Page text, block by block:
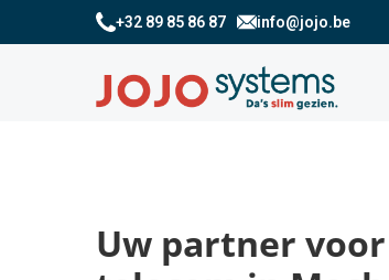
+32 89 85 86 87 info@jojo.be
Uw partner